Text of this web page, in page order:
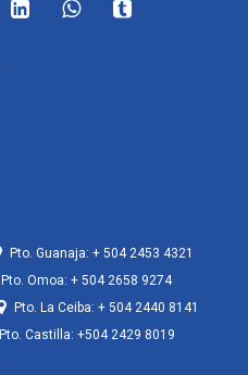
Pto. Guanaja: + 504 2453 4321
Pto. Omoa: + 504 2658 9274
Pto. La Ceiba: + 504 2440 8141
Pto. Castilla: +504 2429 8019